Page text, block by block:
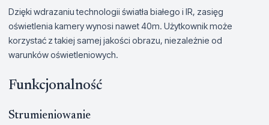
Dzięki wdrazaniu technologii światła białego i IR, zasięg
oświetlenia kamery wynosi nawet 40m. Użytkownik może
korzystać z takiej samej jakości obrazu, niezależnie od
warunków oświetleniowych.
Funkcjonalność
Strumieniowanie